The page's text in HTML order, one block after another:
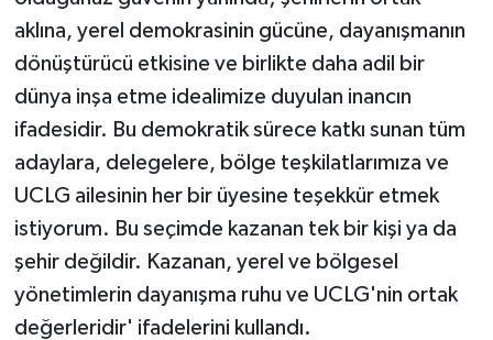
aklına, yerel demokrasinin gücüne, dayanışmanın
dönüştürücü etkisine ve birlikte daha adil bir
dünya inşa etme idealimize duyulan inancın
ifadesidir. Bu demokratik sürece katkı sunan tüm
adaylara, delegelere, bölge teşkilatlarımıza ve
UCLG ailesinin her bir üyesine teşekkür etmek
istiyorum. Bu seçimde kazanan tek bir kişi ya da
şehir değildir. Kazanan, yerel ve bölgesel
yönetimlerin dayanışma ruhu ve UCLG'nin ortak
değerleridir' ifadelerini kullandı.